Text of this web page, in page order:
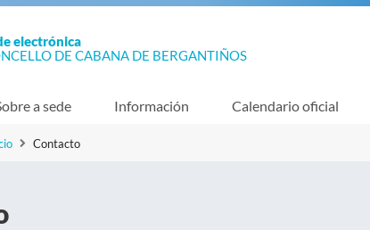
electrónica
DE CABANA DE BERGANTIÑOS
a sede Información Calendario oficial
Contacto